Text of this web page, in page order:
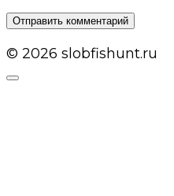
© 2026 slobfishunt.ru